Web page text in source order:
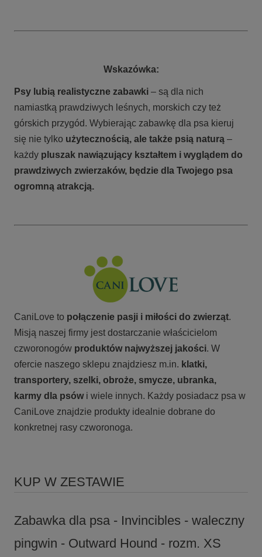
Wskazówka:
Psy lubią realistyczne zabawki – są dla nich
namiastką prawdziwych leśnych, morskich czy też
górskich przygód. Wybierając zabawkę dla psa kieruj
się nie tylko użytecznością, ale także psią naturą –
każdy pluszak nawiązujący kształtem i wyglądem do
prawdziwych zwierzaków, będzie dla Twojego psa
ogromną atrakcją.
CaniLove to połączenie pasji i miłości do zwierząt.
Misją naszej firmy jest dostarczanie właścicielom
czworonogów produktów najwyższej jakości. W
ofercie naszego sklepu znajdziesz m.in. klatki,
transportery, szelki, obroże, smycze, ubranka,
karmy dla psówi wiele innych. Każdy posiadacz psa w
CaniLove znajdzie produkty idealnie dobrane do
konkretnej rasy czworonoga.
KUP W ZESTAWIE
Zabawka dla psa - Invincibles - waleczny
pingwin - Outward Hound - rozm. XS